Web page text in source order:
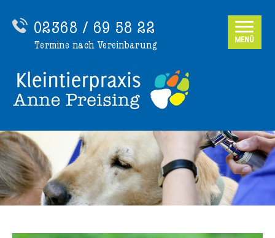
02368 / 69 58 22
Termine nach Vereinbarung
MENÜ